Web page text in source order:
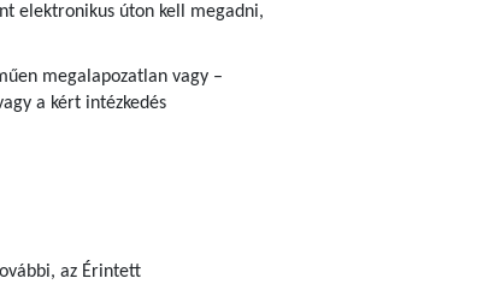
elektronikus úton kell megadni,
megalapozatlan vagy –
a kért intézkedés
az Érintett